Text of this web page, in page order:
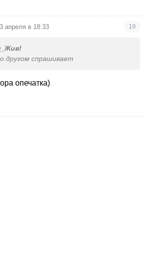
апреля в 18:33 19
другом спрашивает
опечатка)